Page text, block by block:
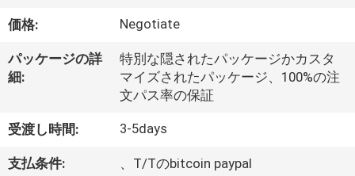
つ
い
工
価格: Negotiate
パッケージの詳
細:
特別な隠されたパッケージかカスタ
マイズされたパッケージ、100%の注
文パス率の保証
受渡し時間: 3-5days
支払条件: 、T/Tのbitcoin paypal